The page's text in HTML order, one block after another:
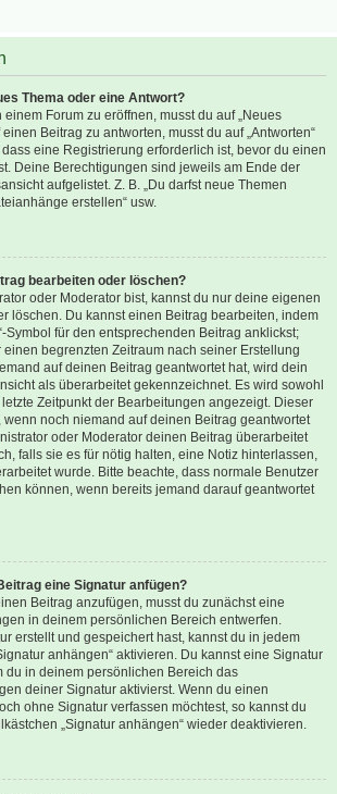
Thema oder eine Antwort?
Forum zu eröffnen, musst du auf „Neues
Beitrag zu antworten, musst du auf „Antworten“
eine Registrierung erforderlich ist, bevor du einen
Deine Berechtigungen sind jeweils am Ende der
aufgelistet. Z. B. „Du darfst neue Themen
erstellen“ usw.
bearbeiten oder löschen?
oder Moderator bist, kannst du nur deine eigenen
löschen. Du kannst einen Beitrag bearbeiten, indem
Symbol für den entsprechenden Beitrag anklickst;
begrenzten Zeitraum nach seiner Erstellung
auf deinen Beitrag geantwortet hat, wird dein
als überarbeitet gekennzeichnet. Es wird sowohl
Zeitpunkt der Bearbeitungen angezeigt. Dieser
wenn noch niemand auf deinen Beitrag geantwortet
oder Moderator deinen Beitrag überarbeitet
falls sie es für nötig halten, eine Notiz hinterlassen,
wurde. Bitte beachte, dass normale Benutzer
können, wenn bereits jemand darauf geantwortet
eine Signatur anfügen?
Beitrag anzufügen, musst du zunächst eine
in deinem persönlichen Bereich entwerfen.
erstellt und gespeichert hast, kannst du in jedem
anhängen“ aktivieren. Du kannst eine Signatur
du in deinem persönlichen Bereich das
deiner Signatur aktivierst. Wenn du einen
ohne Signatur verfassen möchtest, so kannst du
„Signatur anhängen“ wieder deaktivieren.